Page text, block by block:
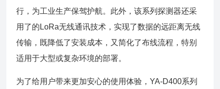
行，为工业生产保驾护航。此外，该系列探测器还采
用了的LoRa无线通讯技术，实现了数据的远距离无线
传输，既降低了安装成本，又简化了布线流程，特别
适用于大型或复杂环境的部署。
为了给用户带来更加安心的使用体验，YA-D400系列